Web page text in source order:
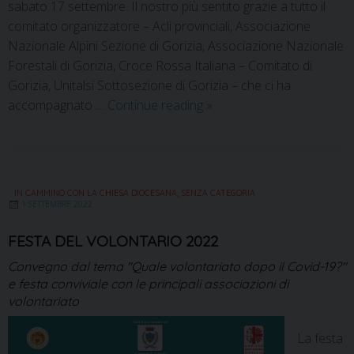
sabato 17 settembre. Il nostro più sentito grazie a tutto il
comitato organizzatore – Acli provinciali, Associazione
Nazionale Alpini Sezione di Gorizia, Associazione Nazionale
Forestali di Gorizia, Croce Rossa Italiana – Comitato di
Gorizia, Unitalsi Sottosezione di Gorizia – che ci ha
accompagnato … Continue reading »
IN CAMMINO CON LA CHIESA DIOCESANA SENZA CATEGORIA
1 SETTEMBRE 2022
FESTA DEL VOLONTARIO 2022
Convegno dal tema "Quale volontariato dopo il Covid-19?"
e festa conviviale con le principali associazioni di
volontariato
La festa